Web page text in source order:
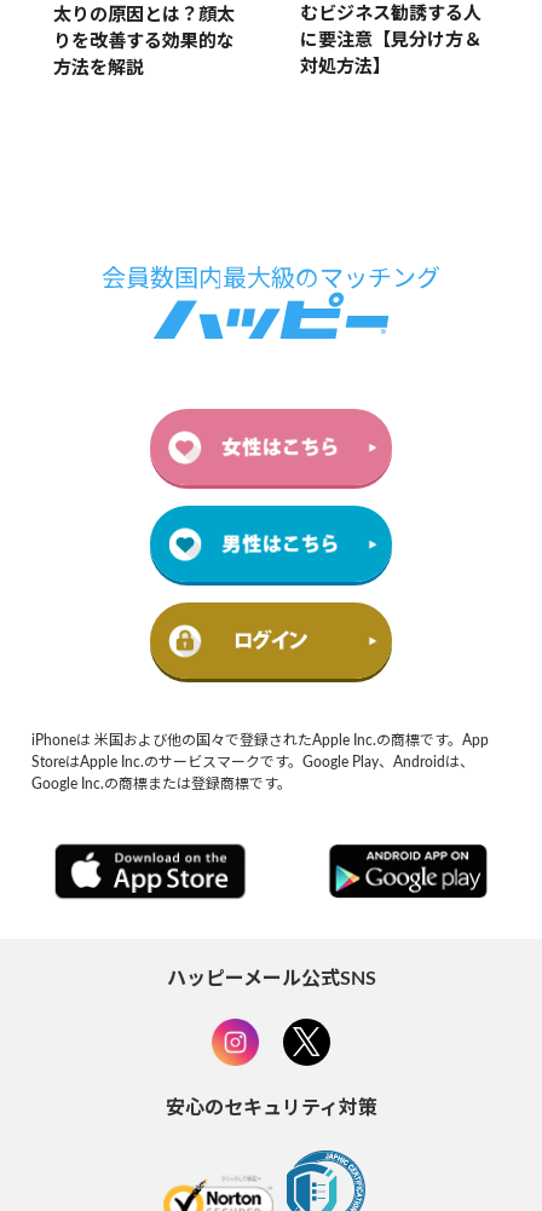
太りの原因とは？顔太
りを改善する効果的な
方法を解説
むビジネス勧誘する人
に要注意【見分け方＆
対処方法】
iPhoneは 米国および他の国々で登録されたApple Inc.の商標です。App
StoreはApple Inc.のサービスマークです。Google Play、Androidは、
Google Inc.の商標または登録商標です。
ハッピーメール公式SNS
安心のセキュリティ対策